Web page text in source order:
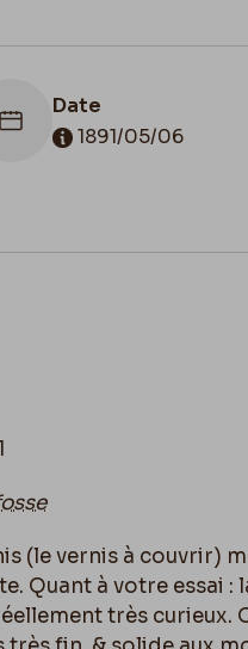
Date
1891/05/06
conservation
(le vernis à couvrir)
Quant à votre essai :
très curieux.